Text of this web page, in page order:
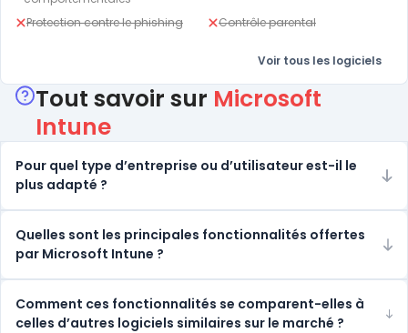
Protection contre le phishing
Contrôle parental
Voir tous les logiciels
Tout savoir sur Microsoft
Intune
Pour quel type d’entreprise ou d’utilisateur est-il le
plus adapté ?
Quelles sont les principales fonctionnalités offertes
par Microsoft Intune ?
Comment ces fonctionnalités se comparent-elles à
celles d’autres logiciels similaires sur le marché ?